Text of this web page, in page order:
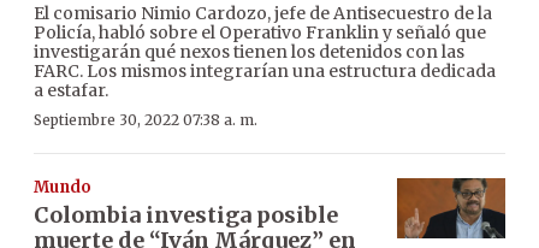
El comisario Nimio Cardozo, jefe de Antisecuestro de la
Policía, habló sobre el Operativo Franklin y señaló que
investigarán qué nexos tienen los detenidos con las
FARC. Los mismos integrarían una estructura dedicada
a estafar.
Septiembre 30, 2022 07:38 a. m.
Mundo
Colombia investiga posible
muerte de “Iván Márquez” en